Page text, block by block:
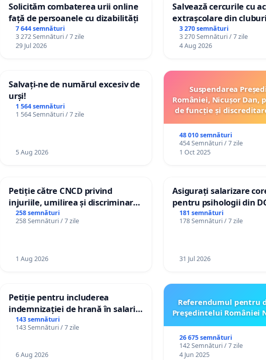
Solicităm combaterea urii online
față de persoanele cu dizabilități
7 644 semnături
3 272 Semnături / 7 zile
29 Jul 2026
Salvează cercurile cu
extrașcolare din
palatele copiilor
3 270 semnături
3 270 Semnături / 7 zile
4 Aug 2026
Salvați-ne de numărul excesiv de
urși!
1 564 semnături
1 564 Semnături / 7 zile
5 Aug 2026
Suspendarea
României, Nicușor Dan,
de funcție și
48 010 semnături
454 Semnături / 7 zile
1 Oct 2025
Petiție către CNCD privind
injuriile, umilirea și discriminarea
persoanelor cu dizabilități de
către utilizatorul TikTok „Gorici”
258 semnături
258 Semnături / 7 zile
1 Aug 2026
Asigurați salarizare
pentru psihologii din
spitale
181 semnături
178 Semnături / 7 zile
31 Jul 2026
Petiție pentru includerea
indemnizației de hrană în salariul
de bază și protejarea gradațiilor
de vechime pentru asistenții
143 semnături
143 Semnături / 7 zile
6 Aug 2026
Referendumul pentru
Preşedintelui României
26 675 semnături
142 Semnături / 7 zile
4 Jun 2025